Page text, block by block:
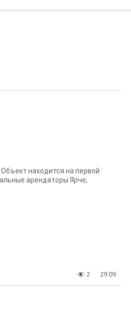
находится на первой
арендаторы Ярче,
2 29.09